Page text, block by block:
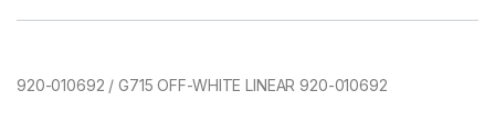
920-010692 / G715 OFF-WHITE LINEAR 920-010692